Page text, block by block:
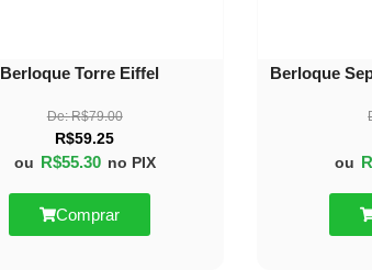
Berloque Torre Eiffel
De:R$79.00
R$59.25
ou R$55.30 no PIX
Comprar
Berloque
ou